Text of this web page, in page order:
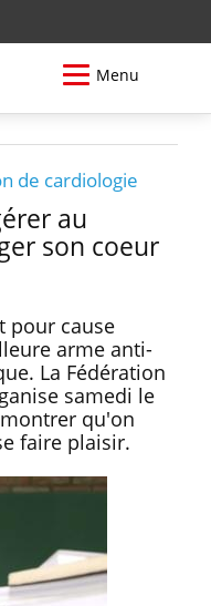
Menu
de cardiologie
au
son coeur
pour cause
arme anti-
La Fédération
samedi le
qu'on
faire plaisir.